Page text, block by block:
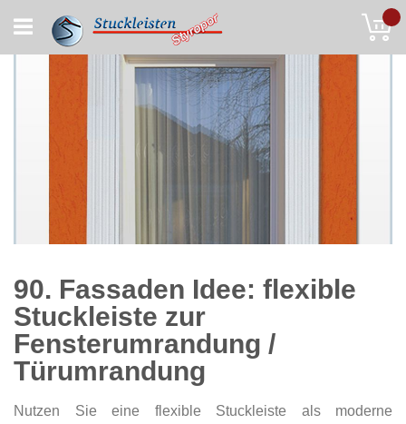
to
Content
90. Fassaden Idee: flexible
Stuckleiste zur
Fensterumrandung /
Türumrandung
Nutzen Sie eine flexible Stuckleiste als moderne